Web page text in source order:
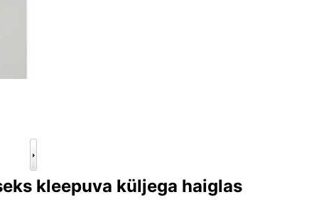
kleepuva küljega haiglas